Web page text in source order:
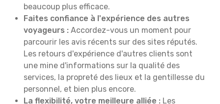
beaucoup plus efficace.
Faites confiance à l'expérience des autres
voyageurs : Accordez-vous un moment pour
parcourir les avis récents sur des sites réputés.
Les retours d'expérience d'autres clients sont
une mine d'informations sur la qualité des
services, la propreté des lieux et la gentillesse du
personnel, et bien plus encore.
La flexibilité, votre meilleure alliée : Les